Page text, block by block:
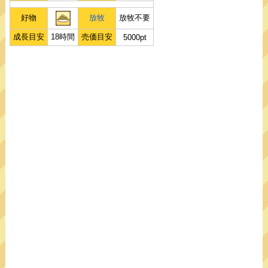
好物 放牧 放牧不要
成長目安 18時間 売価目安 5000pt